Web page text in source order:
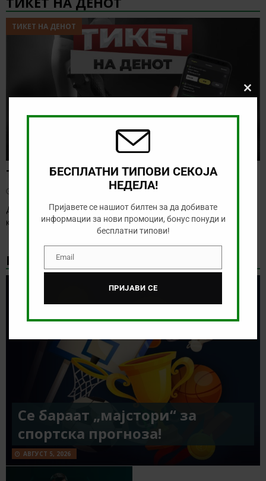
ТИКЕТ НА ДЕНОТ
Тикет на денот (четврток, 06.08.2026)
Денес се играат првите натпревари од третото коло на
квалификациите за Лига Европа и Лига […]
НАЈНОВИ БОНУС ВЕСТИ
Се бараат „мајстори“ за
спортска прогноза!
АВГУСТ 5, 2026
БЕСПЛАТНИ ТИПОВИ СЕКОЈА
НЕДЕЛА!
Пријавете се нашиот билтен за да добивате
информации за нови промоции, бонус понуди и
бесплатни типови!
EmailEmail
ПРИЈАВИ СЕ